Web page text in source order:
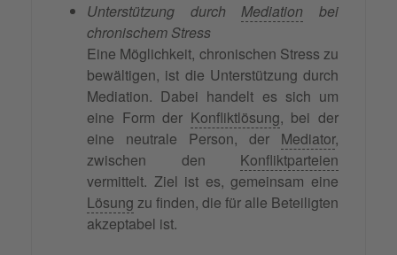
Unterstützung durchMediation bei
chronischem Stress
Eine Möglichkeit, chronischen Stress zu
bewältigen, ist die Unterstützung durch
Mediation. Dabei handelt es sich um
eine Form der Konfliktlösung, bei der
eine neutrale Person, der Mediator,
zwischen den Konfliktparteien
vermittelt. Ziel ist es, gemeinsam eine
Lösung zu finden, die für alle Beteiligten
akzeptabel ist.